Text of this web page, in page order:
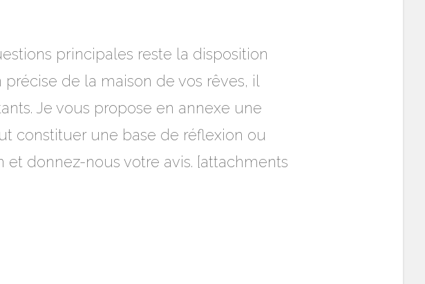
principales reste la disposition
de la maison de vos rêves, il
Je vous propose en annexe une
constituer une base de réflexion ou
donnez-nous votre avis. [attachments